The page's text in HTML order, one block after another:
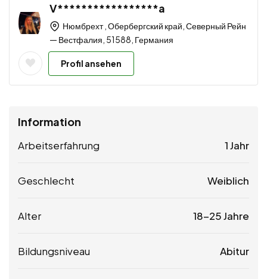
V*****************a
Нюмбрехт , Обербергский край, Северный Рейн
— Вестфалия, 51588, Германия
Profil ansehen
Information
Arbeitserfahrung 1 Jahr
Geschlecht Weiblich
Alter 18-25 Jahre
Bildungsniveau Abitur